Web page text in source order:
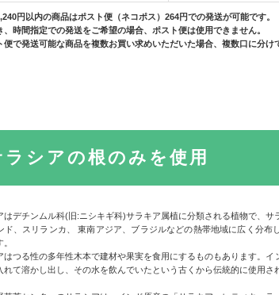
円以内の商品はポスト便（ネコポス）264円での発送が可能です。
時間指定での発送をご希望の場合、ポスト便は使用できません。
で発送可能な商品を複数お買い求めいただいた場合、複数口に分け
ラシアの根のみを使用
はデチンムル科(旧:ニシキギ科)サラキア属植に分類される植物で、サ
ド、スリランカ、 東南アジア、ブラジルなどの熱帯地域に広く分布
はつる性の多年性木本で建材や果実を食用にするものもあります。
れて溶かし出し、その水を飲んでいたという古くから伝統的に使用さ